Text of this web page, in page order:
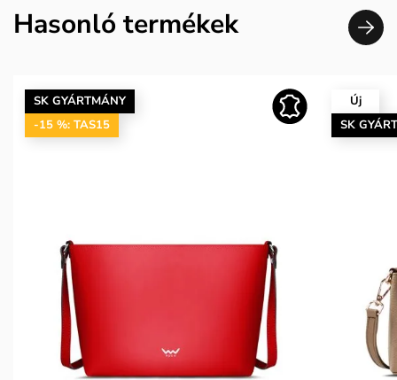
Hasonló termékek
SK GYÁRTMÁNY
-15 %: TAS15
Új
SK